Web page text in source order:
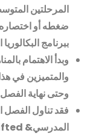
المرحلتين
ضغطه أو اختصاره
ببرنامج
وبدأ الاهتمام
والمتميزين في
وحتى نهاية
فقد تناول الفصل
المدرسي&